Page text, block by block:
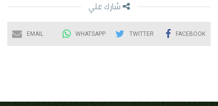
شارك علي
FACEBOOK
TWITTER
WHATSAPP
EMAIL